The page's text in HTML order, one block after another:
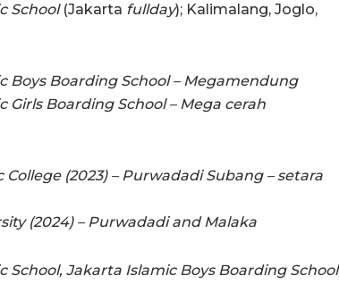
School (Jakarta fullday); Kalimalang, Joglo,
Boys Boarding School – Megamendung
Boarding School – Mega cerah
(2023) – Purwadadi Subang – setara
(2024) – Purwadadi and Malaka
Jakarta Islamic Boys Boarding School